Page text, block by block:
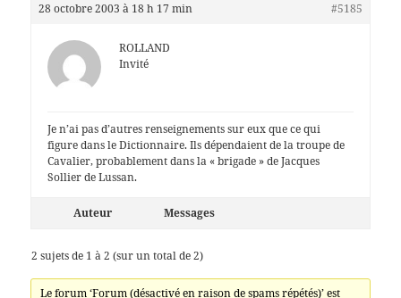
28 octobre 2003 à 18 h 17 min #5185
ROLLAND
Invité
Je n’ai pas d’autres renseignements sur eux que ce qui
figure dans le Dictionnaire. Ils dépendaient de la troupe de
Cavalier, probablement dans la « brigade » de Jacques
Sollier de Lussan.
Auteur Messages
2 sujets de 1 à 2 (sur un total de 2)
Le forum ‘Forum (désactivé en raison de spams répétés)’ est